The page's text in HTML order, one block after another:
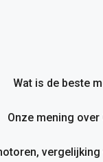
Wat is de beste
Onze mening
vergelijking